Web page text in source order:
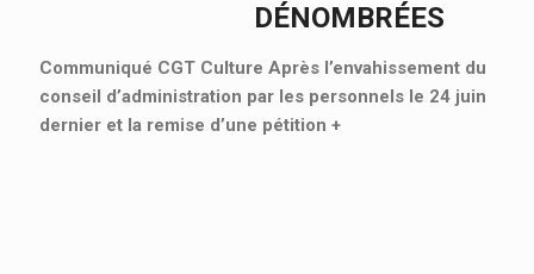
DÉNOMBRÉES
Communiqué CGT Culture Après l’envahissement du
conseil d’administration par les personnels le 24 juin
dernier et la remise d’une pétition +